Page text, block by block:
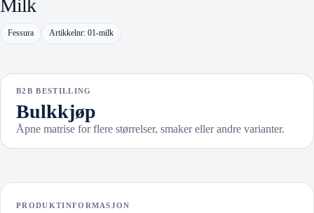
Milk
Fessura Artikkelnr: 01-milk
B2B BESTILLING
Bulkkjøp
Åpne matrise for flere størrelser, smaker eller andre varianter.
PRODUKTINFORMASJON